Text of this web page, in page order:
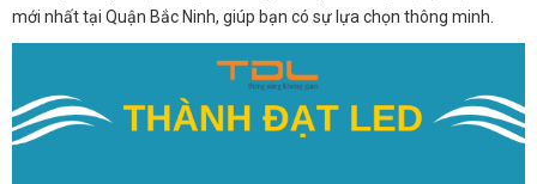
mới nhất tại Quận Bắc Ninh, giúp bạn có sự lựa chọn thông minh.